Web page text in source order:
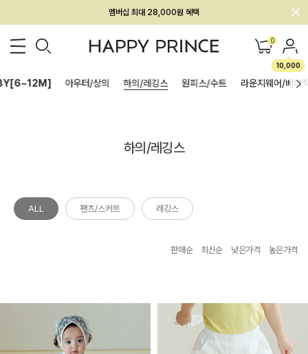
멤버십 최대 28,000원 혜택
0
10,000
아우터/상의 하의/레깅스 원피스/수트 라운지웨어/베이
하의/레깅스
ALL 팬츠/스커트 레깅스
판매순 최신순 낮은가격 높은가격